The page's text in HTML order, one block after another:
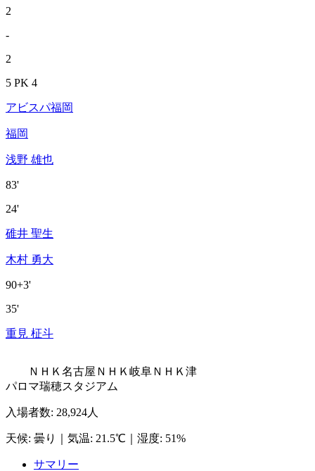
2
-
2
5 PK 4
アビスパ福岡
福岡
浅野 雄也
83'
24'
碓井 聖生
木村 勇大
90+3'
35'
重見 柾斗
ＮＨＫ名古屋 ＮＨＫ岐阜 ＮＨＫ津
パロマ瑞穂スタジアム
入場者数: 28,924人
天候: 曇り 気温: 21.5℃ 湿度: 51%
サマリー